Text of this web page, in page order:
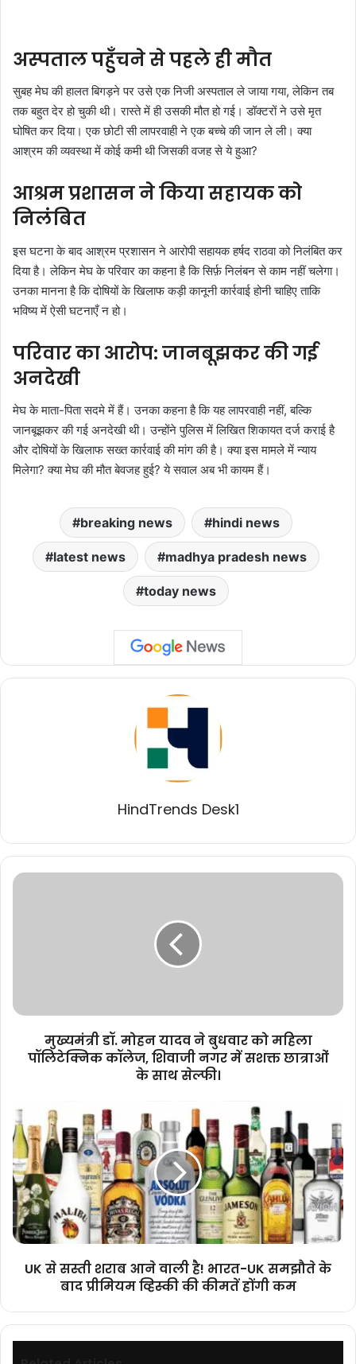
अस्पताल पहुँचने से पहले ही मौत
सुबह मेघ की हालत बिगड़ने पर उसे एक निजी अस्पताल ले जाया गया, लेकिन तब
तक बहुत देर हो चुकी थी। रास्ते में ही उसकी मौत हो गई। डॉक्टरों ने उसे मृत
घोषित कर दिया। एक छोटी सी लापरवाही ने एक बच्चे की जान ले ली। क्या
आश्रम की व्यवस्था में कोई कमी थी जिसकी वजह से ये हुआ?
आश्रम प्रशासन ने किया सहायक को
निलंबित
इस घटना के बाद आश्रम प्रशासन ने आरोपी सहायक हर्षद राठवा को निलंबित कर
दिया है। लेकिन मेघ के परिवार का कहना है कि सिर्फ़ निलंबन से काम नहीं चलेगा।
उनका मानना है कि दोषियों के खिलाफ कड़ी कानूनी कार्रवाई होनी चाहिए ताकि
भविष्य में ऐसी घटनाएँ न हो।
परिवार का आरोप: जानबूझकर की गई
अनदेखी
मेघ के माता-पिता सदमे में हैं। उनका कहना है कि यह लापरवाही नहीं, बल्कि
जानबूझकर की गई अनदेखी थी। उन्होंने पुलिस में लिखित शिकायत दर्ज कराई है
और दोषियों के खिलाफ सख्त कार्रवाई की मांग की है। क्या इस मामले में न्याय
मिलेगा? क्या मेघ की मौत बेवजह हुई? ये सवाल अब भी कायम हैं।
breaking news hindi news
latest news madhya pradesh news
today news
HindTrends Desk1
मुख्यमंत्री
पॉलिटेक्निक
शिवाजी
छात्राओं
के
साथ
सेल्फी।
मुख्यमंत्री डॉ. मोहन यादव ने बुधवार को महिला
पॉलिटेक्निक कॉलेज, शिवाजी नगर में सशक्त छात्राओं
के साथ सेल्फी।
UK
से
सस्ती
शराब
आने
वाली
है!
भारत-
UK
व्हिस्की
की
UK से सस्ती शराब आने वाली है! भारत-UK समझौते के
बाद प्रीमियम व्हिस्की की कीमतें होंगी कम